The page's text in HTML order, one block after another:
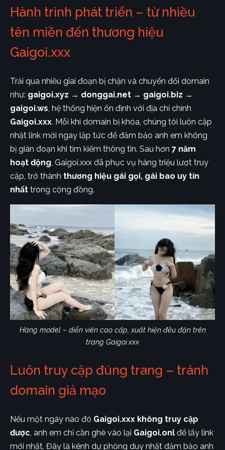
Hành trình phát triển – từ nhiều
tên miền đến thương hiệu
Gaigoi.xxx
Trải qua nhiều giai đoạn bị chặn và chuyển đổi domain
như: gaigoi.xyz → donggai.net → gaigoi.biz →
gaigoi.ws, hệ thống hiện ổn định với địa chỉ chính
Gaigoi.xxx. Mỗi khi domain bị khóa, chúng tôi luôn cập
nhật link mới ngay lập tức để đảm bảo anh em không
bị gián đoạn khi tìm kiếm thông tin. Sau hơn 7 năm
hoạt động, Gaigoi.xxx đã phục vụ hàng triệu lượt truy
cập, trở thành thương hiệu gái gọi, gái bao uy tín
nhất trong cộng đồng.
Hàng model – diễn viên cao cấp, xuất hiện đều đặn trên
trang Gaigoi.xxx
Luôn truy cập đúng trang – tránh
domain giả mạo
Nếu một ngày nào đó Gaigoi.xxx không truy cập
được , anh em chỉ cần ghé vào lại Gaigoi.onl để lấy link
mới nhất. Đây là kênh dự phòng duy nhất đảm bảo anh